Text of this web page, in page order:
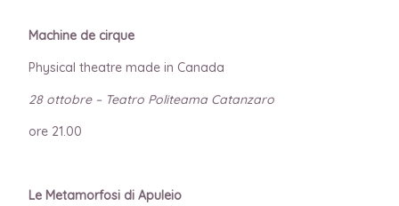
Machine de cirque
Physical theatre made in Canada
28 ottobre – Teatro Politeama Catanzaro
ore 21.00
Le Metamorfosi di Apuleio